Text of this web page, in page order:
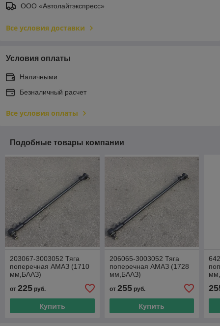
ООО «Автолайтэкспресс»
Все условия доставки
Условия оплаты
Наличными
Безналичный расчет
Все условия оплаты
Подобные товары компании
203067-3003052 Тяга
поперечная АМАЗ (1710
мм,БААЗ)
от 225 руб.
Купить
206065-3003052 Тяга
поперечная АМАЗ (1728
мм,БААЗ)
от 255руб.
Купить